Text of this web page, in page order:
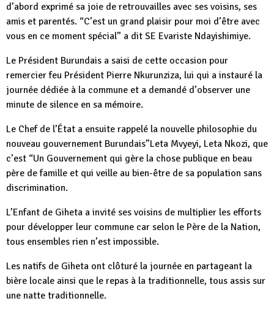
d’abord exprimé sa joie de retrouvailles avec ses voisins, ses
amis et parentés. “C’est un grand plaisir pour moi d’être avec
vous en ce moment spécial” a dit SE Evariste Ndayishimiye.
Le Président Burundais a saisi de cette occasion pour
remercier feu Président Pierre Nkurunziza, lui qui a instauré la
journée dédiée à la commune et a demandé d’observer une
minute de silence en sa mémoire.
Le Chef de l’État a ensuite rappelé la nouvelle philosophie du
nouveau gouvernement Burundais”Leta Mvyeyi, Leta Nkozi, que
c’est “Un Gouvernement qui gère la chose publique en beau
père de famille et qui veille au bien-être de sa population sans
discrimination.
L’Enfant de Giheta a invité ses voisins de multiplier les efforts
pour développer leur commune car selon le Père de la Nation,
tous ensembles rien n’est impossible.
Les natifs de Giheta ont clôturé la journée en partageant la
bière locale ainsi que le repas à la traditionnelle, tous assis sur
une natte traditionnelle.